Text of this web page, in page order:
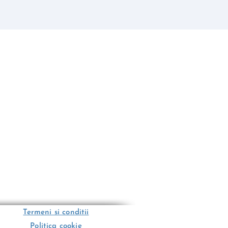
Termeni si conditii
Politica cookie